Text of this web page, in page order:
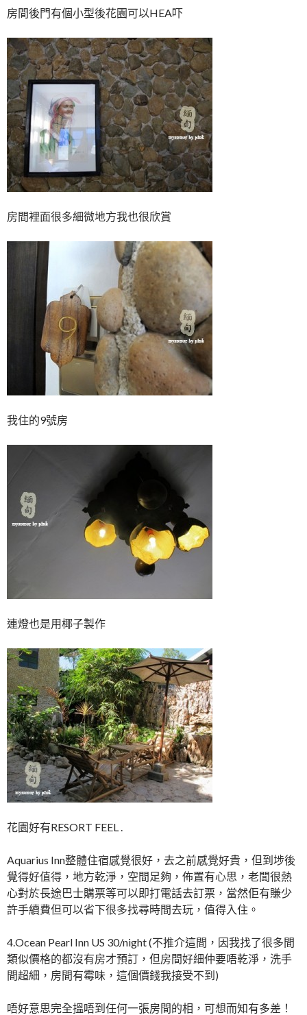
房間後門有個小型後花園可以HEA吓
房間裡面很多細微地方我也很欣賞
我住的9號房
連燈也是用椰子製作
花園好有RESORT FEEL .
Aquarius Inn整體住宿感覺很好，去之前感覺好貴，但到埗後
覺得好值得，地方乾淨，空間足夠，佈置有心思，老闆很熱
心對於長途巴士購票等可以即打電話去訂票，當然佢有賺少
許手續費但可以省下很多找尋時間去玩，值得入住。
4.Ocean Pearl Inn US 30/night (不推介這間，因我找了很多間
類似價格的都沒有房才預訂，但房間好細仲要唔乾淨，洗手
間超細，房間有霉味，這個價錢我接受不到)
唔好意思完全搵唔到任何一張房間的相，可想而知有多差！